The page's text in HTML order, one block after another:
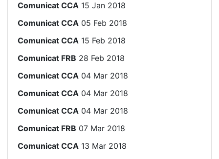
Comunicat CCA 15 Jan 2018
Comunicat CCA 05 Feb 2018
Comunicat CCA 15 Feb 2018
Comunicat FRB 28 Feb 2018
Comunicat CCA 04 Mar 2018
Comunicat CCA 04 Mar 2018
Comunicat CCA 04 Mar 2018
Comunicat FRB 07 Mar 2018
Comunicat CCA 13 Mar 2018